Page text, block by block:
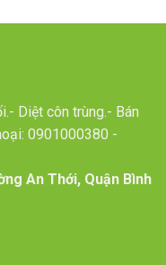
Diệt côn trùng.- Bán
0901000380 -
An Thới, Quận Bình